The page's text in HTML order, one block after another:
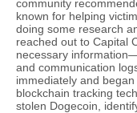
community
known for helping
doing some research
reached out to Capital
necessary
and communication
immediately and
blockchain tracking
stolen Dogecoin,